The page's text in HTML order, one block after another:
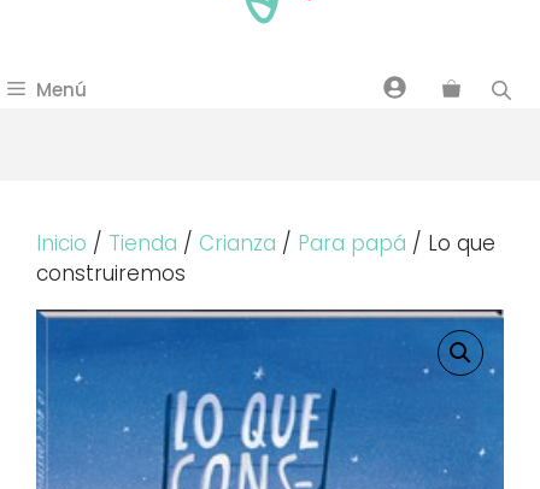
Menú
Inicio / Tienda / Crianza / Para papá / Lo que
construiremos